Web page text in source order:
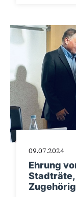
09.07.2024
Ehrung